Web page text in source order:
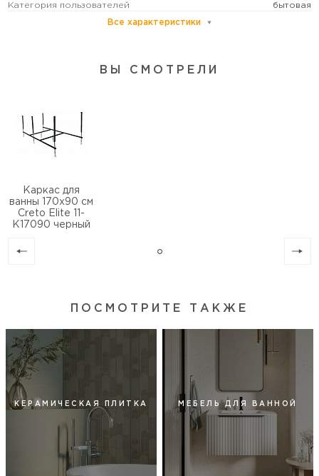
Категория пользователей бытовая
Все характеристики
ВЫ СМОТРЕЛИ
Каркас для
ванны 170х90 см
Creto Elite 11-
K17090 черный
ПОСМОТРИТЕ ТАКЖЕ
КЕРАМИЧЕСКАЯ ПЛИТКА МЕБЕЛЬ ДЛЯ ВАННОЙ